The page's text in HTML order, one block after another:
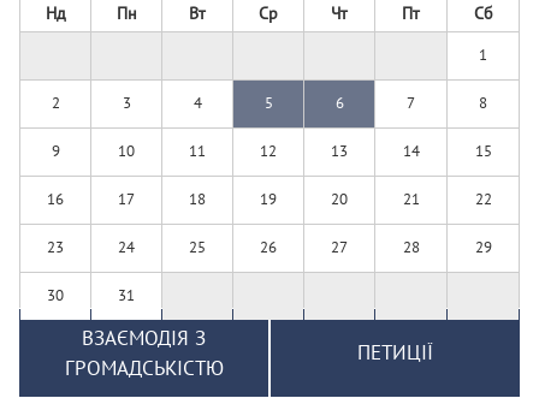
Нд Пн Вт Ср Чт Пт Сб
1
2 3 4 5 6 7 8
9 10 11 12 13 14 15
16 17 18 19 20 21 22
23 24 25 26 27 28 29
30 31
ВЗАЄМОДІЯ З
ГРОМАДСЬКІСТЮ
ПЕТИЦІЇ